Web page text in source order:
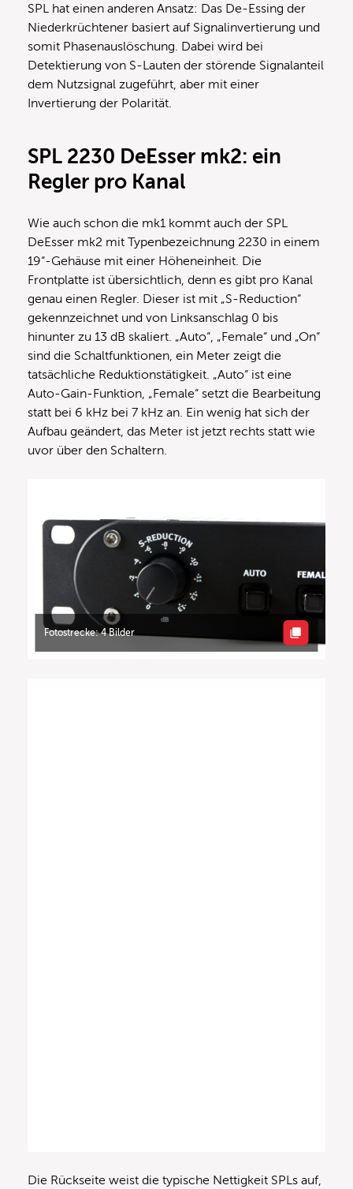
SPL hat einen anderen Ansatz: Das De-Essing der
Niederkrüchtener basiert auf Signalinvertierung und
somit Phasenauslöschung. Dabei wird bei
Detektierung von S-Lauten der störende Signalanteil
dem Nutzsignal zugeführt, aber mit einer
Invertierung der Polarität.
SPL 2230 DeEsser mk2: ein
Regler pro Kanal
Wie auch schon die mk1 kommt auch der SPL
DeEsser mk2 mit Typenbezeichnung 2230 in einem
19“-Gehäuse mit einer Höheneinheit. Die
Frontplatte ist übersichtlich, denn es gibt pro Kanal
genau einen Regler. Dieser ist mit „S-Reduction“
gekennzeichnet und von Linksanschlag 0 bis
hinunter zu 13 dB skaliert. „Auto“, „Female“ und „On“
sind die Schaltfunktionen, ein Meter zeigt die
tatsächliche Reduktionstätigkeit. „Auto“ ist eine
Auto-Gain-Funktion, „Female“ setzt die Bearbeitung
statt bei 6 kHz bei 7 kHz an. Ein wenig hat sich der
Aufbau geändert, das Meter ist jetzt rechts statt wie
uvor über den Schaltern.
Fotostrecke: 4 Bilder
Die Rückseite weist die typische Nettigkeit SPLs auf,